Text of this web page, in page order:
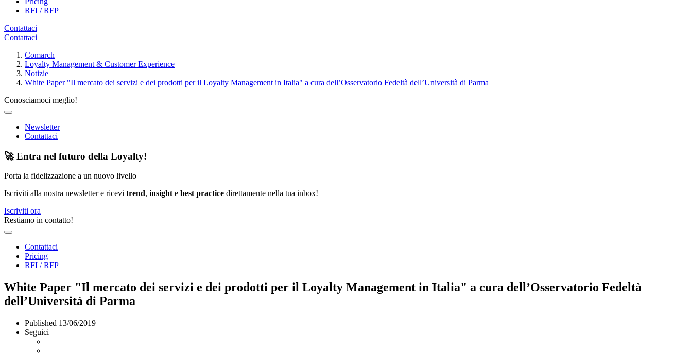
RFI / RFP
Contattaci
Contattaci
Comarch
Loyalty Management & Customer Experience
Notizie
White Paper "Il mercato dei servizi e dei prodotti per il Loyalty Management in Italia" a cura dell’Osservatorio Fedeltà dell’Università di Parma
Conosciamoci meglio!
Newsletter
Contattaci
🚀 Entra nel futuro della Loyalty!
Porta la fidelizzazione a un nuovo livello
Iscriviti alla nostra newsletter e ricevi trend, insighte best practice direttamente nella tua inbox!
Iscriviti ora
Restiamo in contatto!
Contattaci
Pricing
RFI / RFP
White Paper "Il mercato dei servizi e dei prodotti per il Loyalty Management in Italia" a cura dell’Osservatorio Fedeltà
dell’Università di Parma
Published 13/06/2019
Seguici